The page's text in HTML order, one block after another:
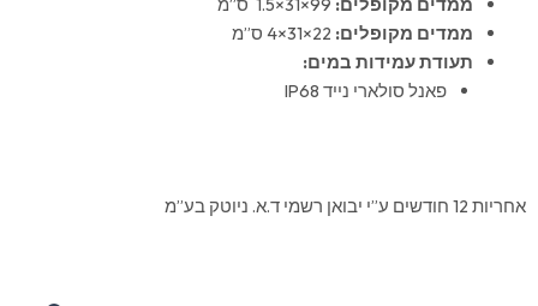
ממדים מקופלים:
תעודת עמידות במים:
פאנל סולארי נייד IP68
אחריות 12 חודשים ע”י יבואן רשמי ד.א. ניוטק בע”מ